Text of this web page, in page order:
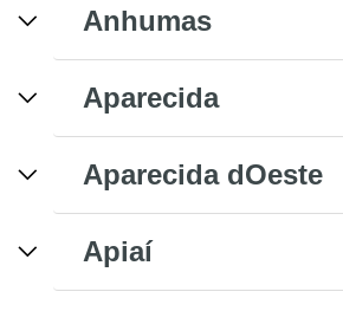
Anhumas
Aparecida
Aparecida dOeste
Apiaí